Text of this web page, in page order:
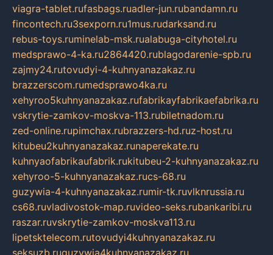
viagra-tablet.rufasbags.ruadler-jun.rubandamn.ru
fincontech.ru3sexporn.ru1mus.rudarksand.ru
rebus-toys.ruminelab-msk.rualabuga-cityhotel.ru
medsprawo-4-ka.ru2864420.rublagodarenie-spb.ru
zajmy24.rutovudyi-4-kuhnyanazakaz.ru
brazzerscom.rumedsprawo4ka.ru
xehyroo5kuhnyanazakaz.rufabrikayfabrikaefabrika.ru
vskrytie-zamkov-moskva-113.rubiletnadom.ru
zed-online.rupimchax.rubrazzers-hd.ruz-host.ru
kitubeu2kuhnyanazakaz.runaperekate.ru
kuhnyaofabrikaufabrik.rukitubeu-2-kuhnyanazakaz.ru
xehyroo-5-kuhnyanazakaz.rucs-68.ru
guzywia-4-kuhnyanazakaz.rumir-tk.ruvlknrussia.ru
cs68.ruvladivostok-map.ruvideo-seks.rubankaribi.ru
raszar.ruvskrytie-zamkov-moskva113.ru
lipetsktelecom.rutovudyi4kuhnyanazakaz.ru
seksuzb.ruguzywia4kuhnyanazakaz.ru